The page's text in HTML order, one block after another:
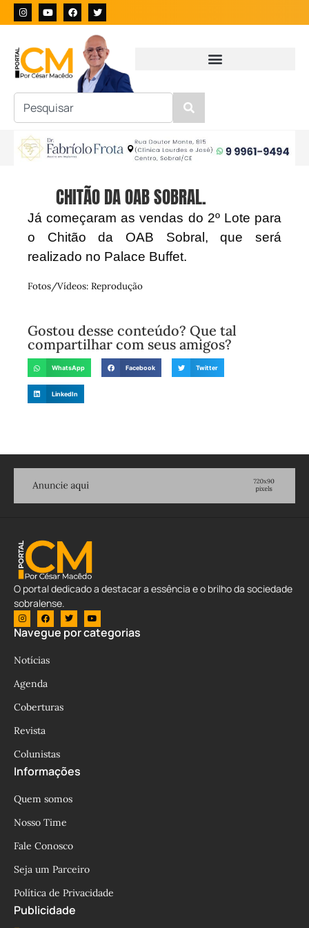
CHITÃO DA OAB SOBRAL.
Já começaram as vendas do 2º Lote para
o Chitão da OAB Sobral, que será
realizado no Palace Buffet.
Fotos/Vídeos: Reprodução
Gostou desse conteúdo? Que tal
compartilhar com seus amigos?
WhatsApp Facebook Twitter
LinkedIn
O portal dedicado a destacar a essência e o brilho da sociedade
sobralense.
Navegue por categorias
Notícias
Agenda
Coberturas
Revista
Colunistas
Informações
Quem somos
Nosso Time
Fale Conosco
Seja um Parceiro
Política de Privacidade
Publicidade